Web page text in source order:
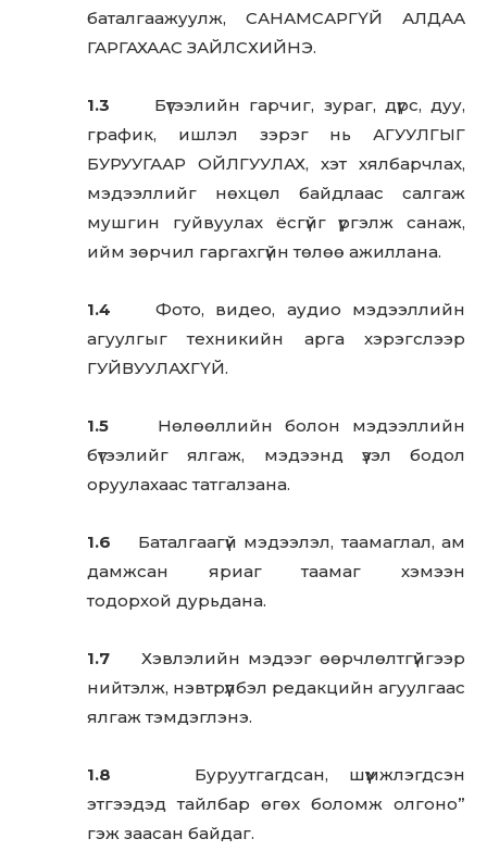
баталгаажуулж, САНАМСАРГҮЙ АЛДАА
ГАРГАХААС ЗАЙЛСХИЙНЭ.
1.3 Бүтээлийн гарчиг, зураг, дүрс, дуу,
график, ишлэл зэрэг нь АГУУЛГЫГ
БУРУУГААР ОЙЛГУУЛАХ, хэт хялбарчлах,
мэдээллийг нөхцөл байдлаас салгаж
мушгин гуйвуулах ёсгүйг үргэлж санаж,
ийм зөрчил гаргахгүйн төлөө ажиллана.
1.4
Фото, видео, аудио мэдээллийн
агуулгыг техникийн арга хэрэгслээр
ГУЙВУУЛАХГҮЙ.
1.5 Нөлөөллийн болон мэдээллийн
бүтээлийг ялгаж, мэдээнд үзэл бодол
оруулахаас татгалзана.
1.6
Баталгаагүй мэдээлэл, таамаглал, ам
дамжсан яриаг таамаг хэмээн
тодорхой дурьдана.
1.7 Хэвлэлийн мэдээг өөрчлөлтгүйгээр
нийтэлж, нэвтрүүлбэл редакцийн агуулгаас
ялгаж тэмдэглэнэ.
1.8 Буруутгагдсан, шүүмжлэгдсэн
этгээдэд тайлбар өгөх боломж олгоно”
гэж заасан байдаг.